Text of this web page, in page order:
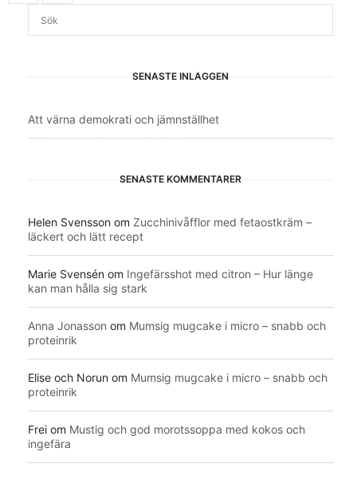
SENASTE INLÄGGEN
Att värna demokrati och jämnställhet
SENASTE KOMMENTARER
Helen Svensson om Zucchinivåfflor med fetaostkräm –
läckert och lätt recept
Marie Svensén om Ingefärsshot med citron – Hur länge
kan man hålla sig stark
Anna Jonasson om Mumsig mugcake i micro – snabb och
proteinrik
Elise och Norun om Mumsig mugcake i micro – snabb och
proteinrik
Frei om Mustig och god morotssoppa med kokos och
ingefära